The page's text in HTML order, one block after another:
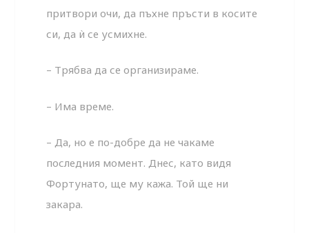
притвори очи, да пъхне пръсти в косите
си, да ѝ се усмихне.
– Трябва да се организираме.
– Има време.
– Да, но е по-добре да не чакаме
последния момент. Днес, като видя
Фортунато, ще му кажа. Той ще ни
закара.